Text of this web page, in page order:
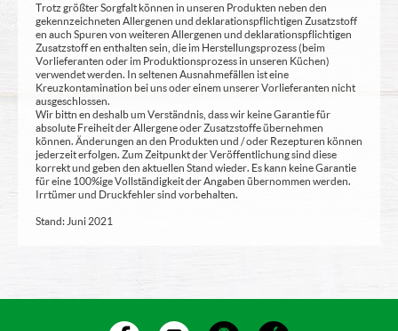
Trotz größter Sorgfalt können in unseren Produkten neben den
gekennzeichneten Allergenen und deklarationspflichtigen Zusatzstoff
en auch Spuren von weiteren Allergenen und deklarationspflichtigen
Zusatzstoff en enthalten sein, die im Herstellungsprozess (beim
Vorlieferanten oder im Produktionsprozess in unseren Küchen)
verwendet werden. In seltenen Ausnahmefällen ist eine
Kreuzkontamination bei uns oder einem unserer Vorlieferanten nicht
ausgeschlossen.
Wir bittn en deshalb um Verständnis, dass wir keine Garantie für
absolute Freiheit der Allergene oder Zusatzstoffe übernehmen
können. Änderungen an den Produkten und / oder Rezepturen können
jederzeit erfolgen. Zum Zeitpunkt der Veröffentlichung sind diese
korrekt und geben den aktuellen Stand wieder. Es kann keine Garantie
für eine 100%ige Vollständigkeit der Angaben übernommen werden.
Irrtümer und Druckfehler sind vorbehalten.
Stand: Juni 2021